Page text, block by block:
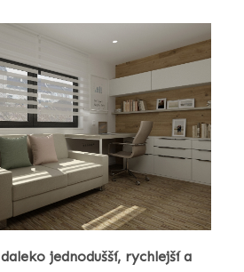
jednodušší, rychlejší a